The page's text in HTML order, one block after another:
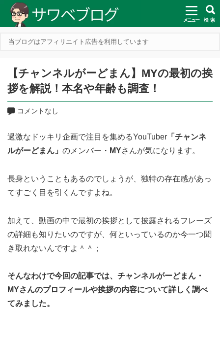
メニュー 検 索
当ブログはアフィリエイト広告を利用しています
【チャンネルがーどまん】MYの最初の挨
拶を解説！本名や年齢も調査！
コメントなし
過激なドッキリ企画で注目を集めるYouTuber 「チャンネ
ルがーどまん」 のメンバー・ MYさんが気になります。
長身ということもあるのでしょうが、独特の存在感があっ
てすごく目を引くんですよね。
加えて、動画の中で最初の挨拶として披露されるフレーズ
の詳細も知りたいのですが、何といっているのか今一つ聞
き取れないんですよ＾＾；
そんなわけで今回の記事では、チャンネルがーどまん・
MYさんのプロフィールや挨拶の内容について詳しく調べ
てみました。